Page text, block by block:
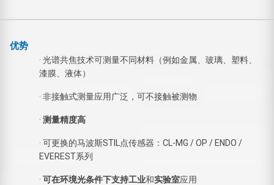
优势
· 光谱共焦技术可测量不同材料（例如金属、玻璃、塑料、
漆膜、液体）
· 非接触式测量应用广泛，可不接触被测物
· 测量精度高
· 可更换的马波斯STIL点传感器：CL-MG / OP / ENDO /
EVEREST系列
· 可在环境光条件下支持工业和实验室应用